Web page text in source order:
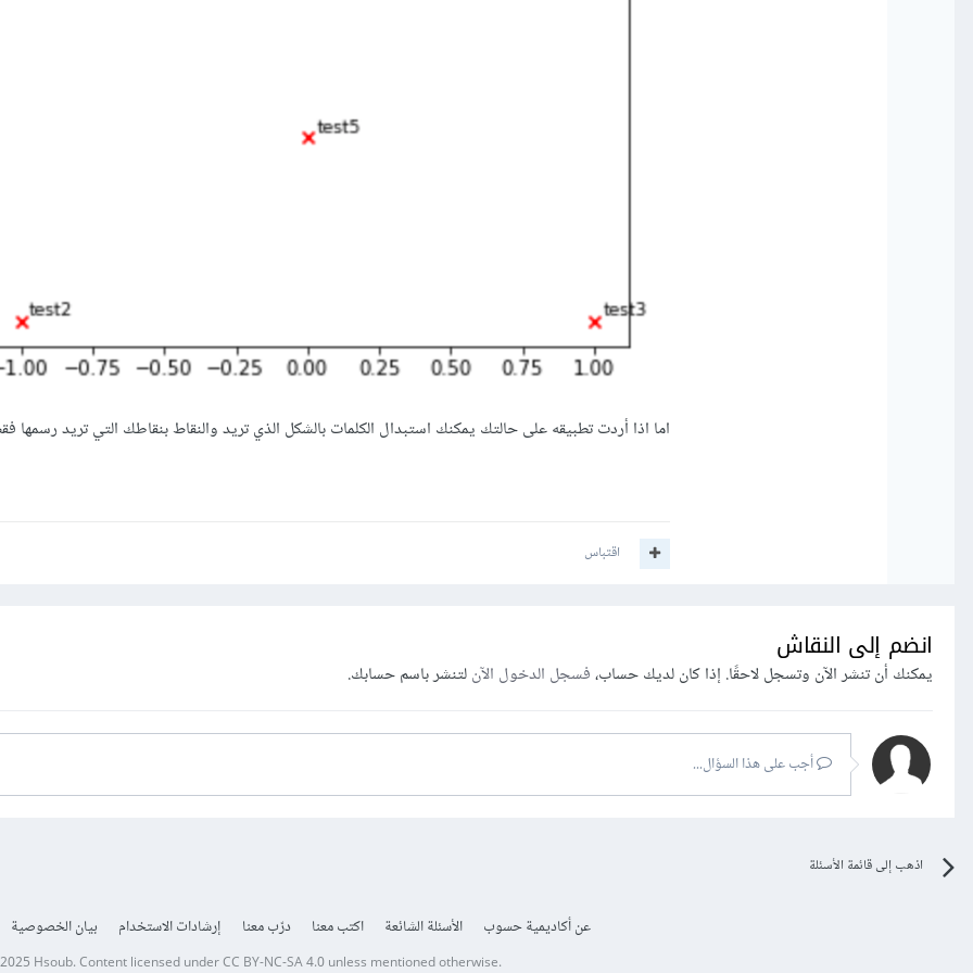
اما اذا أردت تطبيقه على حالتك يمكنك استبدال الكلمات بالشكل الذي تريد والنقاط بنقاطك التي تريد رسمها
اقتباس
انضم إلى النقاش
يمكنك أن تنشر الآن وتسجل لاحقًا. إذا كان لديك حساب،فسجل الدخول الآنلتنشر باسم حسابك.
أجب على هذا السؤال...
اذهب إلى قائمة الأسئلة
عن أكاديمية حسوب الأسئلة الشائعة اكتب معنا درّب معنا إرشادات الاستخدام بيان الخصوصية
Hsoub.Content licensed underCC BY-NC-SA 4.0unless mentioned otherwise.